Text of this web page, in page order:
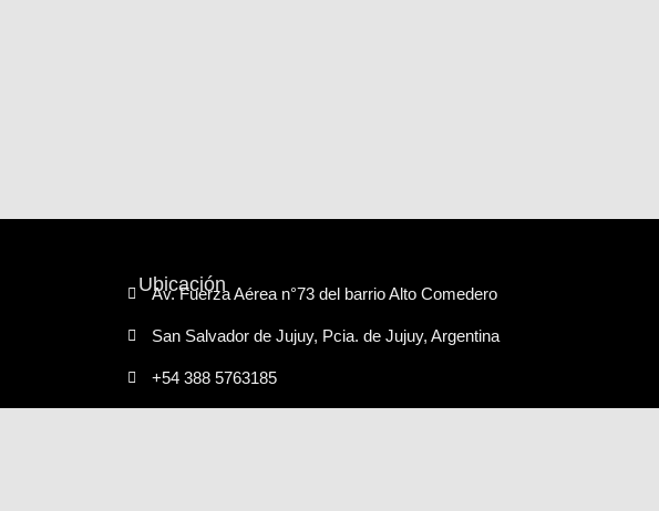
Ubicación
Av. Fuerza Aérea n°73 del barrio Alto Comedero
San Salvador de Jujuy, Pcia. de Jujuy, Argentina
+54 388 5763185